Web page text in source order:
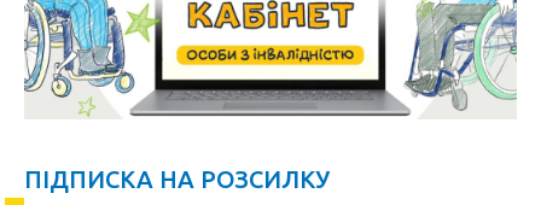
ПІДПИСКА НА РОЗСИЛКУ